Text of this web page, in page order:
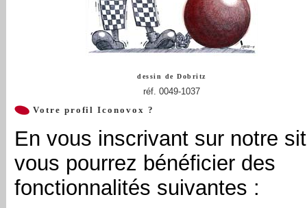
dessin deDobritz
réf. 0049-1037
Votre profil Iconovox ?
En vous inscrivant sur notre
vous pourrez bénéficier des
fonctionnalités suivantes :